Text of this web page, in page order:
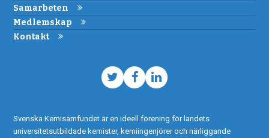
Samarbeten
Medlemskap
Kontakt
TwitterFacebook
LinkedIn
Svenska Kemisamfundet är en ideell förening för landets
universitetsutbildade kemister, kemiingenjörer och närliggande